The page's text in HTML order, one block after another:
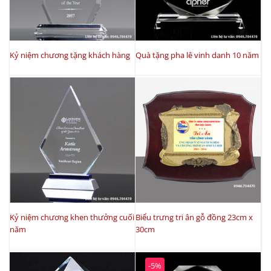
Kỷ niệm chương tặng khách hàng Quà tặng pha lê vinh danh 10 năm
Kỷ niệm chương khen thưởng cuối
năm
Biểu trưng tri ân gỗ đồng 23cm x
30cm
-5%